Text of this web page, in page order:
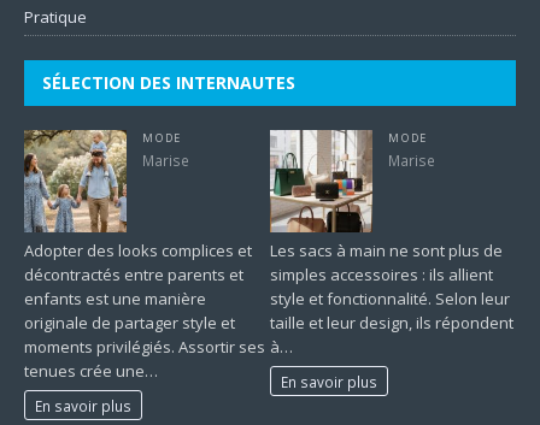
Pratique
SÉLECTION DES INTERNAUTES
MODE
Marise
Adopter des looks complices et
décontractés entre parents et
enfants est une manière
originale de partager style et
moments privilégiés. Assortir ses
tenues crée une…
En savoir plus
MODE
Marise
Les sacs à main ne sont plus de
simples accessoires : ils allient
style et fonctionnalité. Selon leur
taille et leur design, ils répondent
à…
En savoir plus